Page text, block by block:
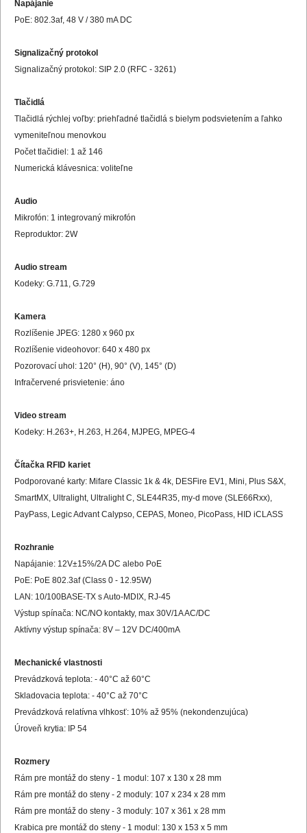
Napájanie
PoE: 802.3af, 48 V / 380 mA DC
Signalizačný protokol
Signalizačný protokol: SIP 2.0 (RFC - 3261)
Tlačidlá
Tlačidlá rýchlej voľby: priehľadné tlačidlá s bielym podsvietením a ľahko
vymeniteľnou menovkou
Počet tlačidiel: 1 až 146
Numerická klávesnica: voliteľne
Audio
Mikrofón: 1 integrovaný mikrofón
Reproduktor: 2W
Audio stream
Kodeky: G.711, G.729
Kamera
Rozlíšenie JPEG: 1280 x 960 px
Rozlíšenie videohovor: 640 x 480 px
Pozorovací uhol: 120° (H), 90° (V), 145° (D)
Infračervené prisvietenie: áno
Video stream
Kodeky: H.263+, H.263, H.264, MJPEG, MPEG-4
Čítačka RFID kariet
Podporované karty: Mifare Classic 1k & 4k, DESFire EV1, Mini, Plus S&X,
SmartMX, Ultralight, Ultralight C, SLE44R35, my-d move (SLE66Rxx),
PayPass, Legic Advant Calypso, CEPAS, Moneo, PicoPass, HID iCLASS
Rozhranie
Napájanie: 12V±15%/2A DC alebo PoE
PoE: PoE 802.3af (Class 0 - 12.95W)
LAN: 10/100BASE-TX s Auto-MDIX, RJ-45
Výstup spínača: NC/NO kontakty, max 30V/1A AC/DC
Aktívny výstup spínača: 8V – 12V DC/400mA
Mechanické vlastnosti
Prevádzková teplota: - 40°C až 60°C
Skladovacia teplota: - 40°C až 70°C
Prevádzková relatívna vlhkosť: 10% až 95% (nekondenzujúca)
Úroveň krytia: IP 54
Rozmery
Rám pre montáž do steny - 1 modul: 107 x 130 x 28 mm
Rám pre montáž do steny - 2 moduly: 107 x 234 x 28 mm
Rám pre montáž do steny - 3 moduly: 107 x 361 x 28 mm
Krabica pre montáž do steny - 1 modul: 130 x 153 x 5 mm